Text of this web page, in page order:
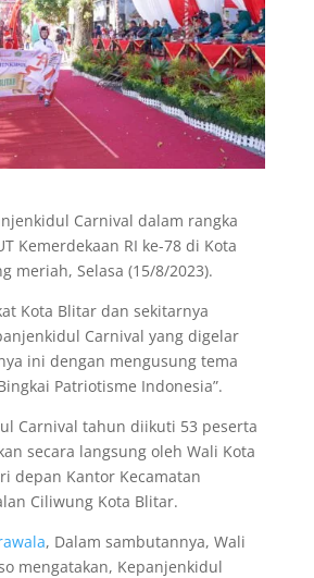
Carnival dalam rangka
Kemerdekaan RI ke-78 di Kota
meriah, Selasa (15/8/2023).
Kota Blitar dan sekitarnya
Carnival yang digelar
ini dengan mengusung tema
Patriotisme Indonesia”.
Carnival tahun diikuti 53 peserta
secara langsung oleh Wali Kota
depan Kantor Kecamatan
Ciliwung Kota Blitar.
, Dalam sambutannya, Wali
mengatakan, Kepanjenkidul